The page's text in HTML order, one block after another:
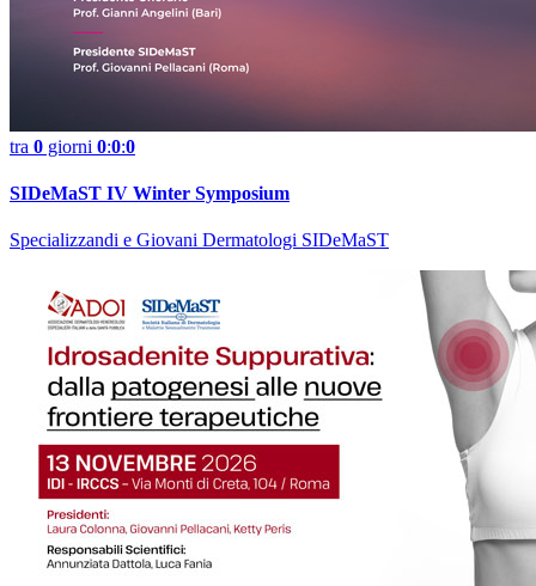
tra 0 giorni 0:0:0
SIDeMaST IV Winter Symposium
Specializzandi e Giovani Dermatologi SIDeMaST